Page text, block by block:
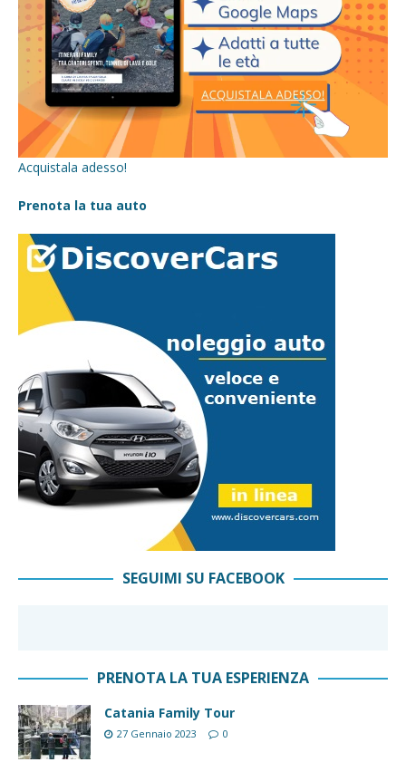
Acquistala adesso!
Prenota la tua auto
SEGUIMI SU FACEBOOK
PRENOTA LA TUA ESPERIENZA
Catania Family Tour
27 Gennaio 2023 0